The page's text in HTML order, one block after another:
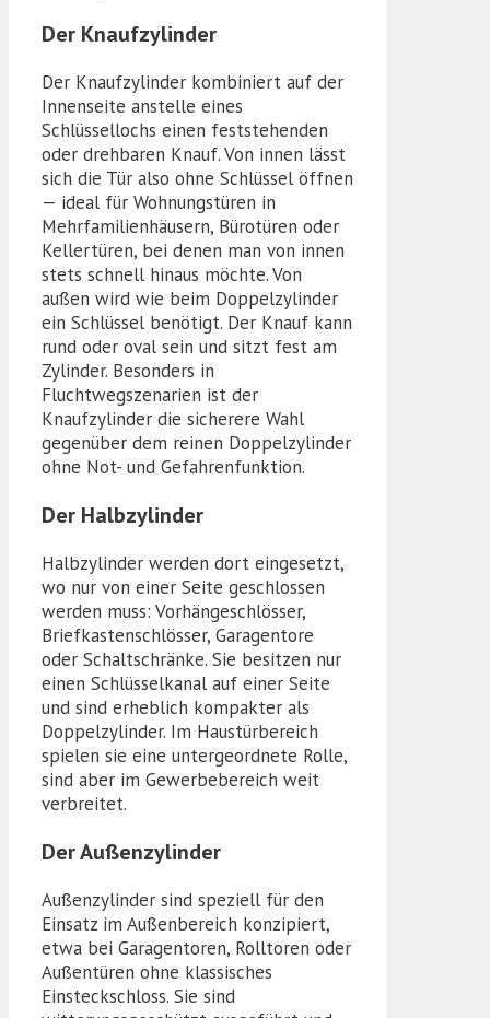
Der Knaufzylinder
Der Knaufzylinder kombiniert auf der
Innenseite anstelle eines
Schlüssellochs einen feststehenden
oder drehbaren Knauf. Von innen lässt
sich die Tür also ohne Schlüssel öffnen
— ideal für Wohnungstüren in
Mehrfamilienhäusern, Bürotüren oder
Kellertüren, bei denen man von innen
stets schnell hinaus möchte. Von
außen wird wie beim Doppelzylinder
ein Schlüssel benötigt. Der Knauf kann
rund oder oval sein und sitzt fest am
Zylinder. Besonders in
Fluchtwegszenarien ist der
Knaufzylinder die sicherere Wahl
gegenüber dem reinen Doppelzylinder
ohne Not- und Gefahrenfunktion.
Der Halbzylinder
Halbzylinder werden dort eingesetzt,
wo nur von einer Seite geschlossen
werden muss: Vorhängeschlösser,
Briefkastenschlösser, Garagentore
oder Schaltschränke. Sie besitzen nur
einen Schlüsselkanal auf einer Seite
und sind erheblich kompakter als
Doppelzylinder. Im Haustürbereich
spielen sie eine untergeordnete Rolle,
sind aber im Gewerbebereich weit
verbreitet.
Der Außenzylinder
Außenzylinder sind speziell für den
Einsatz im Außenbereich konzipiert,
etwa bei Garagentoren, Rolltoren oder
Außentüren ohne klassisches
Einsteckschloss. Sie sind